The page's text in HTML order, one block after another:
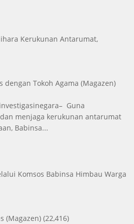
Kerukunan Antarumat,
dengan Tokoh Agama (Magazen)
Guna
menjaga kerukunan antarumat
Babinsa...
Komsos Babinsa Himbau Warga
(Magazen) (22,416)